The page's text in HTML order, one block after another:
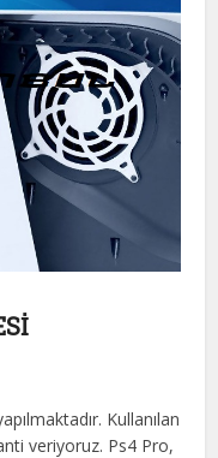
Kullanılan
veriyoruz. Ps4 Pro,